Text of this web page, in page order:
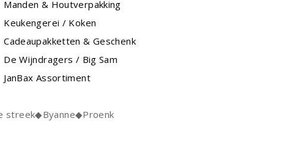
Manden & Houtverpakking
Keukengerei / Koken
Cadeaupakketten & Geschenk
De Wijndragers / Big Sam
JanBax Assortiment
streek◆Byanne◆Proenk